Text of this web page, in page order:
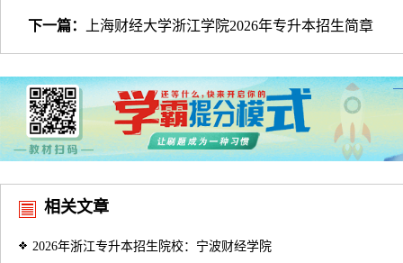
下一篇： 上海财经大学浙江学院2026年专升本招生简章
相关文章
2026年浙江专升本招生院校：宁波财经学院